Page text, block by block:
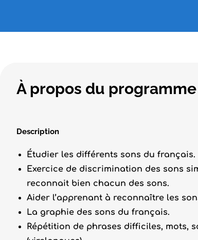
À propos du programme
Description
Étudier les différents sons du français.
Exercice de discrimination des sons
reconnait bien chacun des sons.
Aider l’apprenant à reconnaître les
La graphie des sons du français.
Répétition de phrases difficiles, mots,